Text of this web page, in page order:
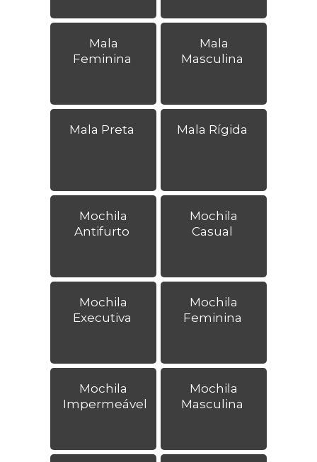
Mala
Feminina
Mala
Masculina
Mala Preta Mala Rígida
Mochila
Antifurto
Mochila
Casual
Mochila
Executiva
Mochila
Feminina
Mochila
Impermeável
Mochila
Masculina